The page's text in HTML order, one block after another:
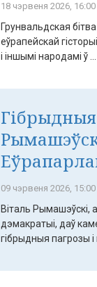
18 чэрвеня 2026, 16:00
Грунвальдская
еўрапейскай
і іншымі народамі ў ...
Гібрыдныя
09 чэрвеня 2026, 15:00
Віталь Рымашэўскі,
дэмакратыі, даў
гібрыдныя пагрозы і